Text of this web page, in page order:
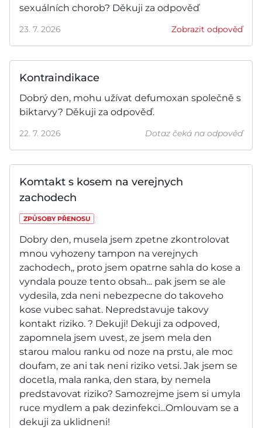
sexuálních chorob? Děkuji za odpověď
23. 7. 2026 Zobrazit odpověď
Kontraindikace
Dobrý den, mohu užívat defumoxan společně s
biktarvy? Děkuji za odpověď.
22. 7. 2026 Dotaz čeká na odpověď
Komtakt s kosem na verejnych
zachodech
ZPŮSOBY PŘENOSU
Dobry den, musela jsem zpetne zkontrolovat
mnou vyhozeny tampon na verejnych
zachodech,, proto jsem opatrne sahla do kose a
vyndala pouze tento obsah... pak jsem se ale
vydesila, zda neni nebezpecne do takoveho
kose vubec sahat. Nepredstavuje takovy
kontakt riziko. ? Dekuji! Dekuji za odpoved,
zapomnela jsem uvest, ze jsem mela den
starou malou ranku od noze na prstu, ale moc
doufam, ze ani tak neni riziko vetsi. Jak jsem se
docetla, mala ranka, den stara, by nemela
predstavovat riziko? Samozrejme jsem si umyla
ruce mydlem a pak dezinfekci...Omlouvam se a
dekuji za uklidneni!